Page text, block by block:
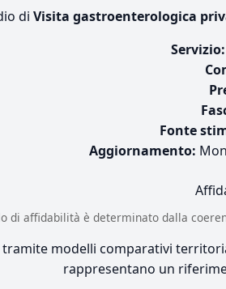
di Visita gastroenterologica
Servizio:
Fonte
Aggiornamento:
di affidabilità è determinato dalla
tramite modelli comparativi
rappresentano un